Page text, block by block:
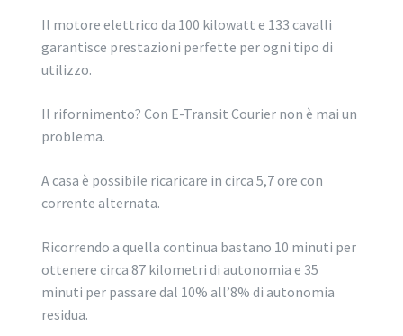
Il motore elettrico da 100 kilowatt e 133 cavalli
garantisce prestazioni perfette per ogni tipo di
utilizzo.
Il rifornimento? Con E-Transit Courier non è mai un
problema.
A casa è possibile ricaricare in circa 5,7 ore con
corrente alternata.
Ricorrendo a quella continua bastano 10 minuti per
ottenere circa 87 kilometri di autonomia e 35
minuti per passare dal 10% all’8% di autonomia
residua.